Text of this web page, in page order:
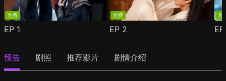
免费
EP 1
免费
EP 2
免
预告 剧照 推荐影片 剧情介绍